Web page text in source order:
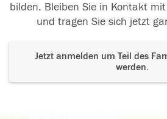
bilden. Bleiben Sie in Kontakt
und tragen Sie sich jetzt
Jetzt anmelden um Teil des
werden.